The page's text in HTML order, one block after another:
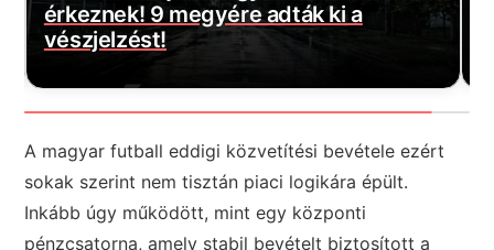
Magyar Péter bejelentette a várva-
várt jó hírt! Végre elkezdődött…
A magyar futball eddigi közvetítési bevétele ezért
sokak szerint nem tisztán piaci logikára épült.
Inkább úgy működött, mint egy központi
pénzcsatorna, amely stabil bevételt biztosított a